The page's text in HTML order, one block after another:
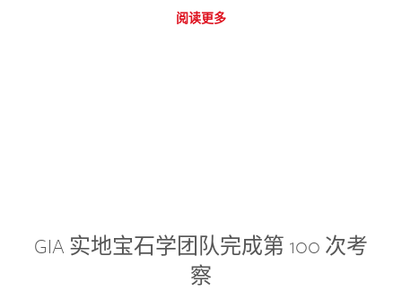
阅读更多
GIA 实地宝石学团队完成第 100 次考
察